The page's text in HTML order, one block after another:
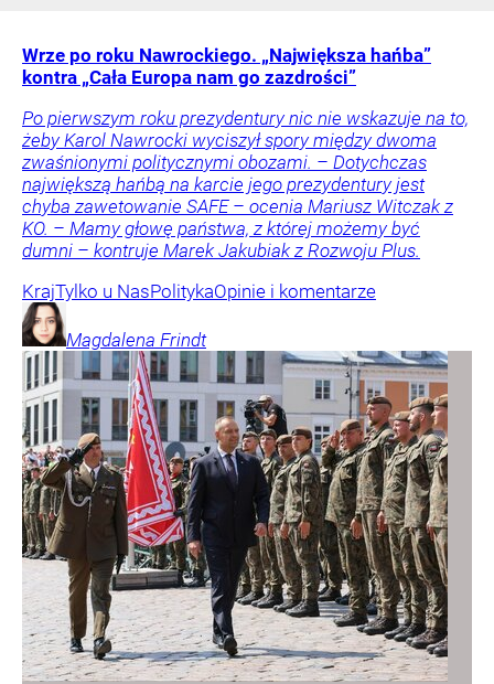
Wrze po roku Nawrockiego. „Największa hańba”
kontra „Cała Europa nam go zazdrości”
Po pierwszym roku prezydentury nic nie wskazuje na to,
żeby Karol Nawrocki wyciszył spory między dwoma
zwaśnionymi politycznymi obozami. – Dotychczas
największą hańbą na karcie jego prezydentury jest
chyba zawetowanie SAFE – ocenia Mariusz Witczak z
KO. – Mamy głowę państwa, z której możemy być
dumni – kontruje Marek Jakubiak z Rozwoju Plus.
KrajTylko u NasPolitykaOpinie i komentarze
Magdalena Frindt